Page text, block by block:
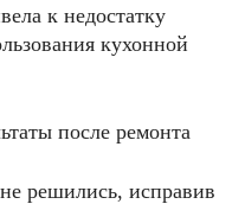
к недостатку
кухонной
решились, исправив